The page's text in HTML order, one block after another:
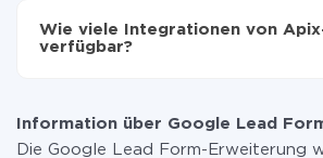
zahlen nur für die Datenmenge, die
Service von einem System auf ein
Weitere Informationen zu
Tarifen
Wie viele Integrationen von
verfügbar?
Information über Google Lead
Die Google Lead Form-Erweiterung